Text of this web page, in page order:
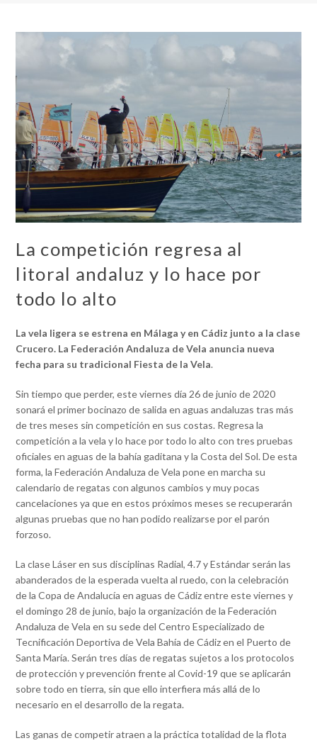
La competición regresa al
litoral andaluz y lo hace por
todo lo alto
La vela ligera se estrena en Málaga y en Cádiz junto a la clase
Crucero. La Federación Andaluza de Vela anuncia nueva
fecha para su tradicional Fiesta de la Vela.
Sin tiempo que perder, este viernes día 26 de junio de 2020
sonará el primer bocinazo de salida en aguas andaluzas tras más
de tres meses sin competición en sus costas. Regresa la
competición a la vela y lo hace por todo lo alto con tres pruebas
oficiales en aguas de la bahía gaditana y la Costa del Sol. De esta
forma, la Federación Andaluza de Vela pone en marcha su
calendario de regatas con algunos cambios y muy pocas
cancelaciones ya que en estos próximos meses se recuperarán
algunas pruebas que no han podido realizarse por el parón
forzoso.
La clase Láser en sus disciplinas Radial, 4.7 y Estándar serán las
abanderados de la esperada vuelta al ruedo, con la celebración
de la Copa de Andalucía en aguas de Cádiz entre este viernes y
el domingo 28 de junio, bajo la organización de la Federación
Andaluza de Vela en su sede del Centro Especializado de
Tecnificación Deportiva de Vela Bahía de Cádiz en el Puerto de
Santa María. Serán tres días de regatas sujetos a los protocolos
de protección y prevención frente al Covid-19 que se aplicarán
sobre todo en tierra, sin que ello interfiera más allá de lo
necesario en el desarrollo de la regata.
Las ganas de competir atraen a la práctica totalidad de la flota